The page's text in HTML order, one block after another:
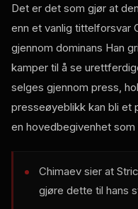
Det er det som gjør at
enn et vanlig tittelforsvar
gjennom dominans Han
kamper til å se
selges gjennom press,
presseøyeblikk kan bli et
en hovedbegivenhet
Chimaev sier at
gjøre dette til hans